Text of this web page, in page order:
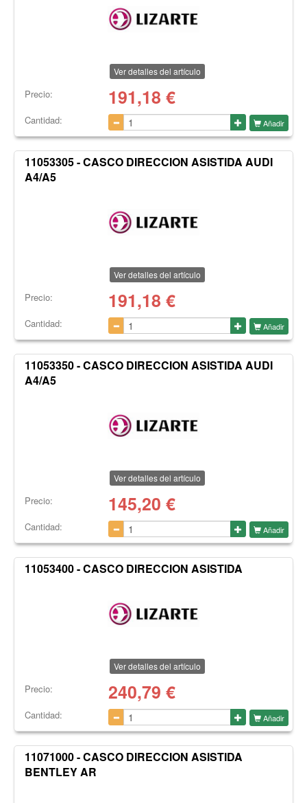
Ver detalles del artículo
Precio: 191,18 €
Cantidad: Añadir
11053305 - CASCO DIRECCION ASISTIDA AUDI
A4/A5
Ver detalles del artículo
Precio: 191,18 €
Cantidad: Añadir
11053350 - CASCO DIRECCION ASISTIDA AUDI
A4/A5
Ver detalles del artículo
Precio: 145,20 €
Cantidad: Añadir
11053400 - CASCO DIRECCION ASISTIDA
Ver detalles del artículo
Precio: 240,79 €
Cantidad: Añadir
11071000 - CASCO DIRECCION ASISTIDA
BENTLEY AR